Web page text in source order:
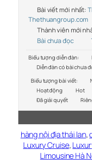
Bài viết mới nhất:
Thethuangroup.com
Thành viên mới
Bài chưa đọc
Biểu tượng diễn đàn:
Diễn đàn có bài chưa
Biểu tượng bài viết:
Hoạt động
Hot
Đã giải quyết
hàng nội địa thái lan,
Luxury Cruise,
Limousine Hà